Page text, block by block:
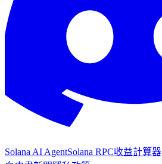
Solana AI AgentSolana RPC收益計算器